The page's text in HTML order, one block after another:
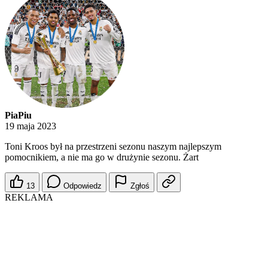
PiaPiu
19 maja 2023
Toni Kroos był na przestrzeni sezonu naszym najlepszym
pomocnikiem, a nie ma go w drużynie sezonu. Żart
13 Odpowiedz Zgłoś
REKLAMA